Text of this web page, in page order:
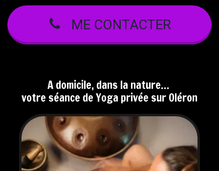
ME CONTACTER
A domicile, dans la nature…
votre séance de Yoga privée sur Oléron